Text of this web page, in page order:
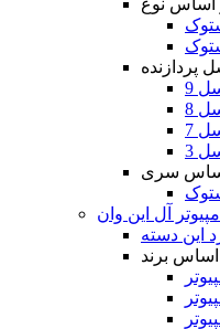
اساس نوع
پردازنده
9
8
7
3
سری
آل این وان
این دسته
اساس برند